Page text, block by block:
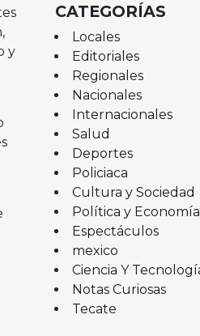
y
CATEGORÍAS
Locales
Editoriales
Regionales
Nacionales
Internacionales
Salud
Deportes
Policiaca
Cultura y Sociedad
Política y Economía
Espectáculos
mexico
Ciencia Y
Notas Curiosas
Tecate